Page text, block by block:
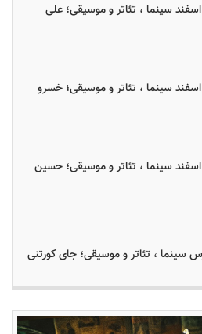
درگذشتگان ۲۴ اسفند سینما ، تئاتر و موسیقی؛ علی
درگذشتگان ۲۴ اسفند سینما ، تئاتر و موسیقی؛ خسرو
درگذشتگان ۲۴ اسفند سینما ، تئاتر و موسیقی؛ حسین